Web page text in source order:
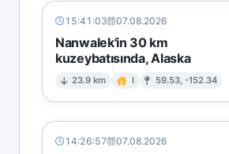
15:41:03 07.08.2026
Nanwalek'in 30 km
kuzeybatısında, Alaska
23.9 km I 59.53, -152.34
14:26:57 07.08.2026